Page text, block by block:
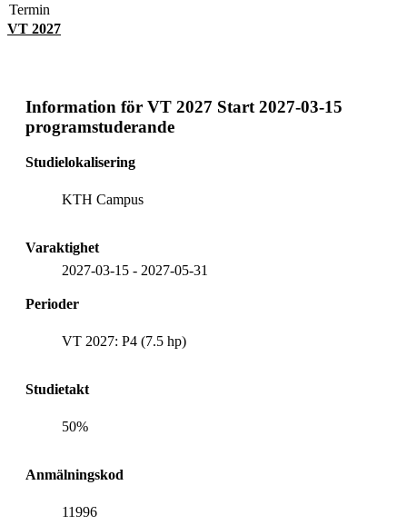
Termin
VT 2027
Information för VT 2027 Start 2027-03-15
programstuderande
Studielokalisering
KTH Campus
Varaktighet
2027-03-15 - 2027-05-31
Perioder
VT 2027: P4 (7.5 hp)
Studietakt
50%
Anmälningskod
11996